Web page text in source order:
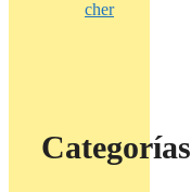
cher
Categorías